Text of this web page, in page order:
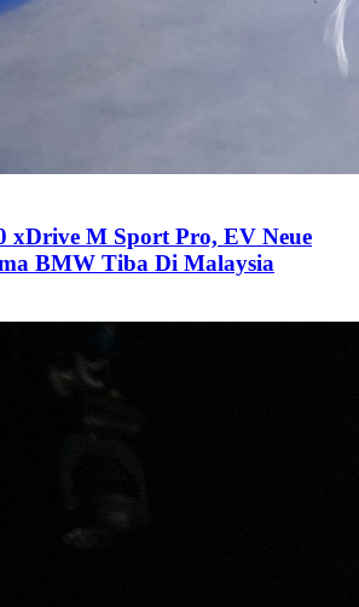
xDrive M Sport Pro, EV Neue
BMW Tiba Di Malaysia